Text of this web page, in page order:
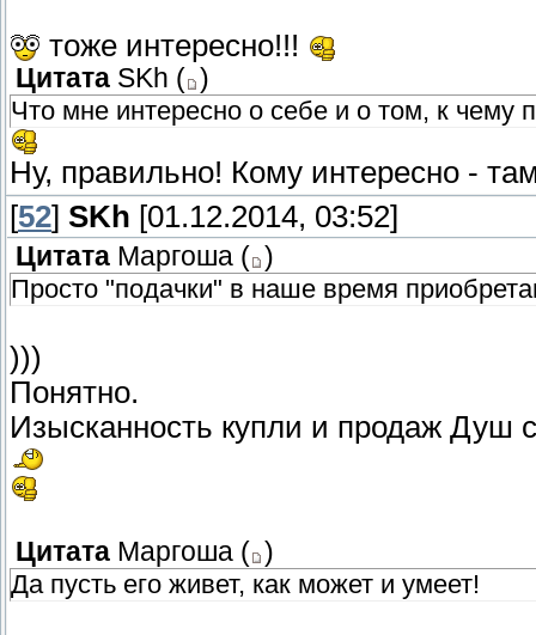
тоже интересно!!!
Цитата SKh ( )
Что мне интересно о себе и о том, к чему
Ну, правильно! Кому интересно -
[52] SKh [01.12.2014, 03:52]
Цитата Маргоша ( )
Просто "подачки" в наше время
)))
Понятно.
Изысканность купли и продаж Душ
Цитата Маргоша ( )
Да пусть его живет, как может и умеет!